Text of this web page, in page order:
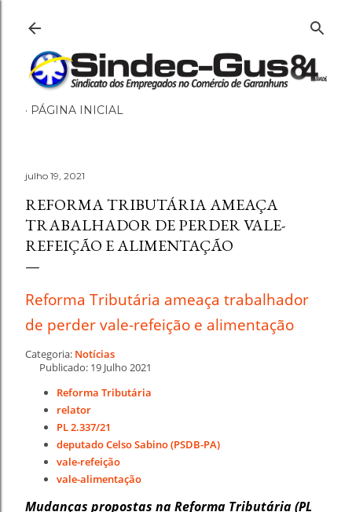
PÁGINA INICIAL
julho 19, 2021
REFORMA TRIBUTÁRIA AMEAÇA
TRABALHADOR DE PERDER VALE-
REFEIÇÃO E ALIMENTAÇÃO
Reforma Tributária ameaça trabalhador
de perder vale-refeição e alimentação
Categoria: Notícias
Publicado: 19 Julho 2021
Reforma Tributária
relator
PL 2.337/21
deputado Celso Sabino (PSDB-PA)
vale-refeição
vale-alimentação
Mudanças propostas na Reforma Tributária (PL